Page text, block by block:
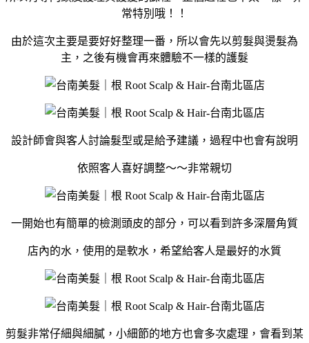
常特別哦！！
由於這次主要是要好好整理一番，所以會先以剪髮與燙髮為
主，之後有機會再來體驗不一樣的護髮
設計師會與客人討論髮型或是給予建議，過程中也會有說明
依照客人喜好調整～～非常親切
一開始也有簡單的檢測頭皮的部分，可以看到許多深層角質
店內的水，使用的是軟水，希望給客人是最好的水質
剪髮非常仔細與細膩，小細節的地方也會多次處理，會看到某